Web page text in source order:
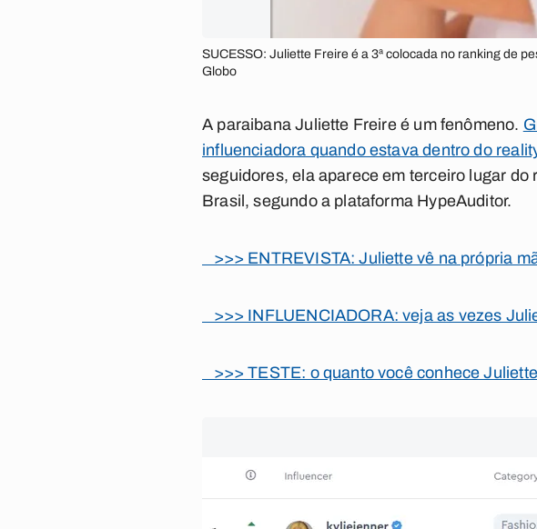
SUCESSO: Juliette Freire é a 3ª colocada no ranking de
Globo
A paraibana Juliette Freire é um fenômeno.
influenciadora quando estava dentro do
seguidores, ela aparece em terceiro lugar
Brasil, segundo a plataforma HypeAuditor.
>>> ENTREVISTA: Juliette vê na própria
>>> INFLUENCIADORA: veja as vezes
>>> TESTE: o quanto você conhece